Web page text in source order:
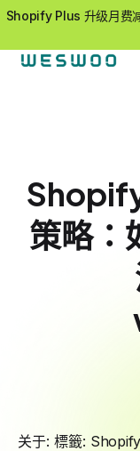
Shopify Plus 升级月费
策略：
关于: 標籤: Shopify